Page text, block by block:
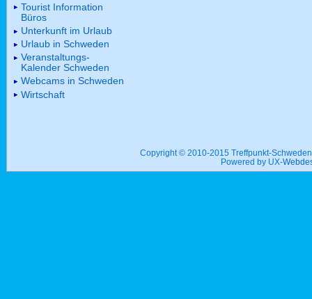
Tourist Information
Büros
Unterkunft im Urlaub
Urlaub in Schweden
Veranstaltungs-
Kalender Schweden
Webcams in Schweden
Wirtschaft
Copyright © 2010-2015 Treffpunkt-
Powered by UX-